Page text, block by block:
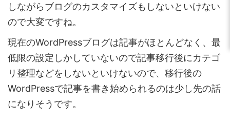
しながらブログのカスタマイズもしないといけない
ので大変ですね。
現在のWordPressブログは記事がほとんどなく、最
低限の設定しかしていないので記事移行後にカテゴ
リ整理などをしないといけないので、移行後の
WordPressで記事を書き始められるのは少し先の話
になりそうです。